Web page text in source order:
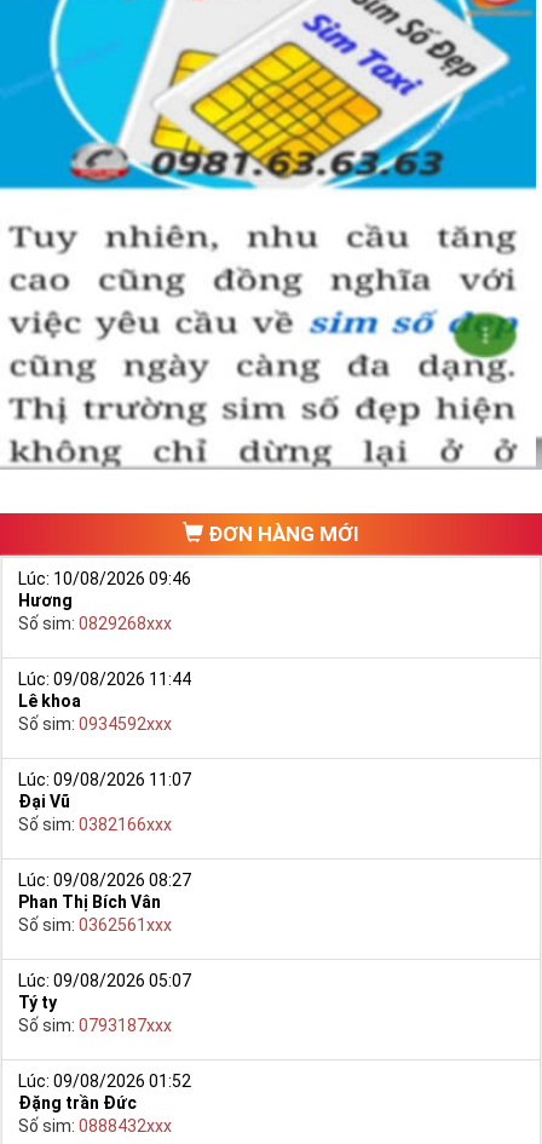
Hướng dẫn mua Sim Tứ Quý 2 tại
Simtiengiang.vn.
Sim Tiền Giang là đơn vị cung cấp
Tứ Quý, sim giá rẻ uy
tín chất lượng.
Chọn mua sim số đẹp thường mất nhiều thời gian ở khoản lựa số,
một số phải vừa đẹp, vừa tốt về phong thủy thì mới là sim hoàn
hảo. Vậy phải làm sao?
- Cách nhanh nhất để chọn mua được Sim Tứ Quý 2 là bạn vào
trang chủ của Sim Tiền Giang, chọn mục “
Sim giảm giá
“ ở ngay đầu
trang chủ. Đây là danh sách sim được đại lý giảm giá vì một số lý
Ngoài ra quý khách chưa ưng ý về Sim Tứ Quý 2 có cũng thể tham
khảo thêm Sim Vinaphone,Sim Gmobile, Sim Tứ Quý Giữa
Hướng dẫn mua Sim Tứ Quý 2 tại Simtiengiang.vn
- Bạn cũng có thể mua sim bằng cách như sau:
+ Bước 1: Bạn truy cập vào truy cập vào Google gõ Simtiengiang.vn
bấm vào link
+ Bước 2: Bạn chọn “Sim Tứ Quý” ở danh mục “Sim theo loại” ngay
bên góc trái màn hình. Sau đó chọn sim tứ quý 2.
+ Bước 3: Khi các số Sim Tứ Quý 2 xuất hiện, bạn có thể chọn
mạng, đầu số, phân loại,… để lọc ra những yêu cầu của bạn, giúp
ĐƠN HÀNG MỚI
Lúc: 10/08/2026 09:46
Hương
Số sim: 0829268xxx
Lúc: 09/08/2026 11:44
Lê khoa
Số sim: 0934592xxx
Lúc: 09/08/2026 11:07
Đại Vũ
Số sim: 0382166xxx
Lúc: 09/08/2026 08:27
Phan Thị Bích Vân
Số sim: 0362561xxx
Lúc: 09/08/2026 05:07
Tý ty
Số sim: 0793187xxx
Lúc: 09/08/2026 01:52
Đặng trần Đức
Số sim: 0888432xxx